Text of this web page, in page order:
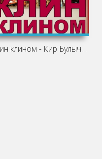
Клин клином - Кир Булычев